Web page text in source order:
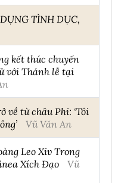
TÌNH DỤC,
kết thúc chuyến
với Thánh lễ tại
về từ châu Phi: ‘Tôi
Vũ Văn An
Leo Xiv Trong
Xích Đạo
Vũ